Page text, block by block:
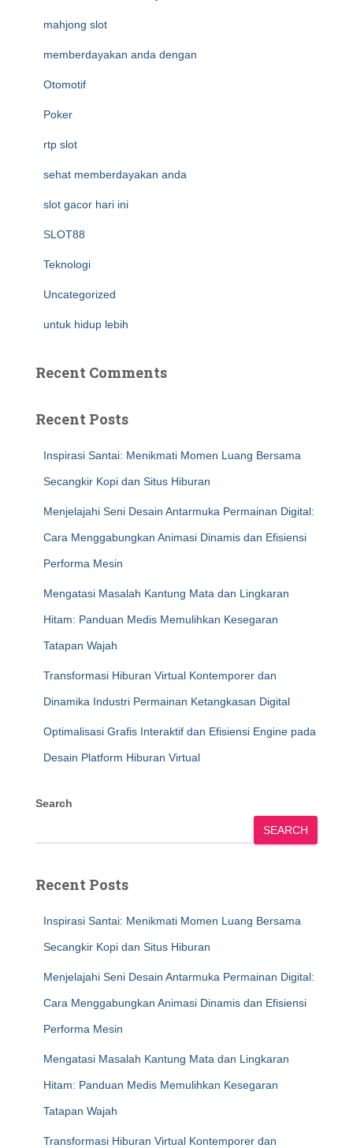
mahjong slot
memberdayakan anda dengan
Otomotif
Poker
rtp slot
sehat memberdayakan anda
slot gacor hari ini
SLOT88
Teknologi
Uncategorized
untuk hidup lebih
Recent Comments
Recent Posts
Inspirasi Santai: Menikmati Momen Luang Bersama
Secangkir Kopi dan Situs Hiburan
Menjelajahi Seni Desain Antarmuka Permainan Digital:
Cara Menggabungkan Animasi Dinamis dan Efisiensi
Performa Mesin
Mengatasi Masalah Kantung Mata dan Lingkaran
Hitam: Panduan Medis Memulihkan Kesegaran
Tatapan Wajah
Transformasi Hiburan Virtual Kontemporer dan
Dinamika Industri Permainan Ketangkasan Digital
Optimalisasi Grafis Interaktif dan Efisiensi Engine pada
Desain Platform Hiburan Virtual
Search
SEARCH
Recent Posts
Inspirasi Santai: Menikmati Momen Luang Bersama
Secangkir Kopi dan Situs Hiburan
Menjelajahi Seni Desain Antarmuka Permainan Digital:
Cara Menggabungkan Animasi Dinamis dan Efisiensi
Performa Mesin
Mengatasi Masalah Kantung Mata dan Lingkaran
Hitam: Panduan Medis Memulihkan Kesegaran
Tatapan Wajah
Transformasi Hiburan Virtual Kontemporer dan